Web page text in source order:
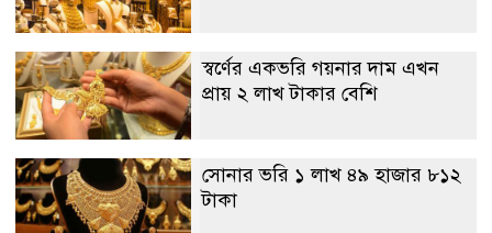
স্বর্ণের একভরি গয়নার দাম এখন
প্রায় ২ লাখ টাকার বেশি
সোনার ভরি ১ লাখ ৪৯ হাজার ৮১২
টাকা